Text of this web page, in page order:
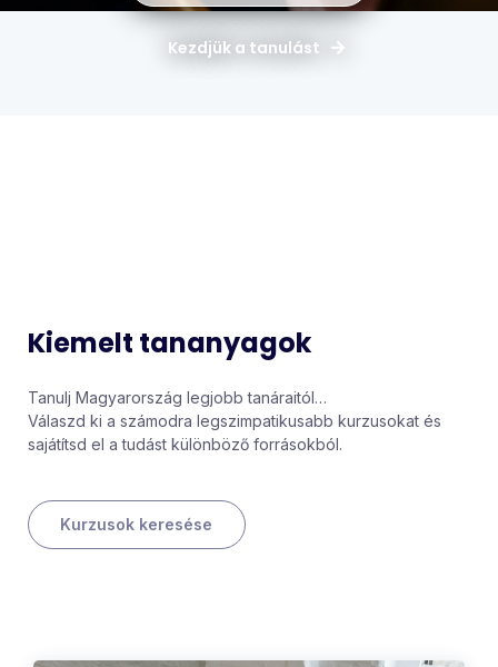
Kezdjük a tanulást
Kiemelt tananyagok
Tanulj Magyarország legjobb tanáraitól…
Válaszd ki a számodra legszimpatikusabb kurzusokat és
sajátítsd el a tudást különböző forrásokból.
Kurzusok keresése